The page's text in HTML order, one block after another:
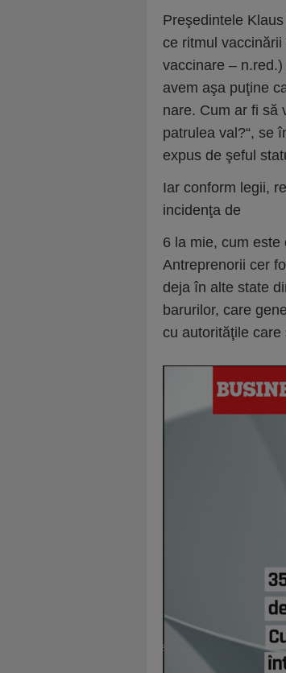
Preşedintele
ce rit­mul
vaccinare –
avem aşa puţine
nare. Cum ar fi să
patrulea val?“, se
expus de şeful
Iar conform legii,
incidenţa de
6 la mie, cum este
Antreprenorii cer
deja în alte state
ba­ru­rilor, care
cu auto­rităţile